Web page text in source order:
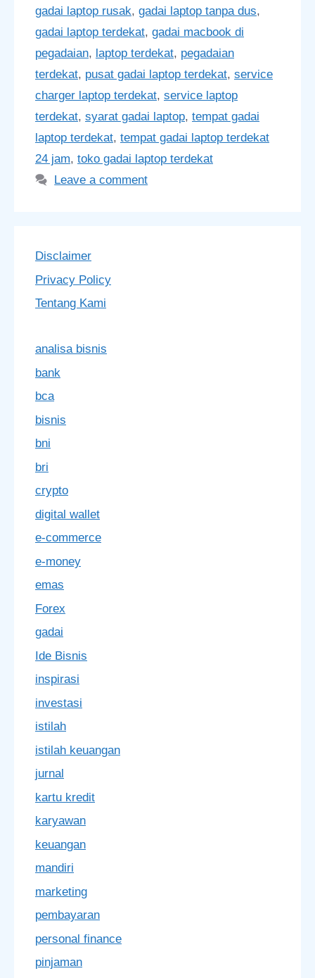
gadai laptop rusak, gadai laptop tanpa dus,
gadai laptop terdekat, gadai macbook di
pegadaian, laptop terdekat, pegadaian
terdekat, pusat gadai laptop terdekat, service
charger laptop terdekat, service laptop
terdekat, syarat gadai laptop, tempat gadai
laptop terdekat, tempat gadai laptop terdekat
24 jam, toko gadai laptop terdekat
Leave a comment
Disclaimer
Privacy Policy
Tentang Kami
analisa bisnis
bank
bca
bisnis
bni
bri
crypto
digital wallet
e-commerce
e-money
emas
Forex
gadai
Ide Bisnis
inspirasi
investasi
istilah
istilah keuangan
jurnal
kartu kredit
karyawan
keuangan
mandiri
marketing
pembayaran
personal finance
pinjaman